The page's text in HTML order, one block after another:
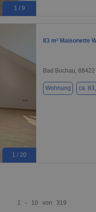
1 / 9
1 / 20
83 m² Maisonette
Bad Buchau, 88422
Wohnung ca.
1 - 10 von 319